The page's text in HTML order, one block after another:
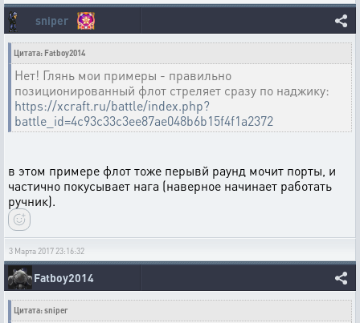
sniper
Цитата: Fatboy2014
Нет! Глянь мои примеры - правильно
позиционированный флот стреляет сразу по наджику:
https://xcraft.ru/battle/index.php?
battle_id=4c93c33c3ee87ae048b6b15f4f1a2372
в этом примере флот тоже перывй раунд мочит порты, и
частично покусывает нага (наверное начинает работать
ручник).
3 Марта 2017 23:16:32
Fatboy2014
Цитата: sniper